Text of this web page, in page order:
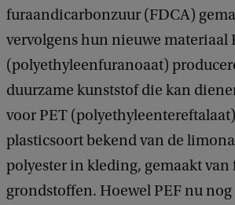
furaandicarbonzuur (FDCA)
vervolgens hun nieuwe materiaal
(polyethyleenfuranoaat)
duurzame kunststof die kan
voor PET
plasticsoort bekend van de
polyester in kleding, gemaakt van
grondstoffen. Hoewel PEF nu